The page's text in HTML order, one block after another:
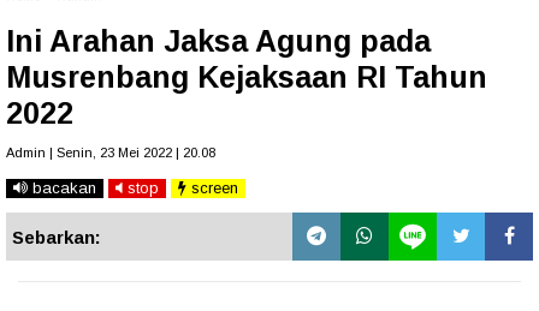
Ini Arahan Jaksa Agung pada
Musrenbang Kejaksaan RI Tahun
2022
Admin | Senin, 23 Mei 2022 | 20.08
bacakan stop screen
Sebarkan: